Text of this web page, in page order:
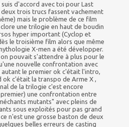
d'accord avec toi pour Last
trois trucs fassent vachement
mais le problème de ce film
une trilogie en haut de boudin
hyper important (Cyclop et
le troisième film alors que même
X-men a été développer.
pouvait s'attendre à plus pour le
nouvelle confrontation avec
autant le premier ok c'était l'intro,
ok c'était la transpo de Arme X ,
de la trilogie c'est encore
une confrontation entre
mutants" avec pleins de
sous exploités pour pas grand
n'est une grosse baston de deux
belles erreurs de casting